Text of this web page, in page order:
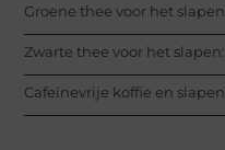
Groene thee voor het
Zwarte thee voor het
Cafeïnevrije koffie en